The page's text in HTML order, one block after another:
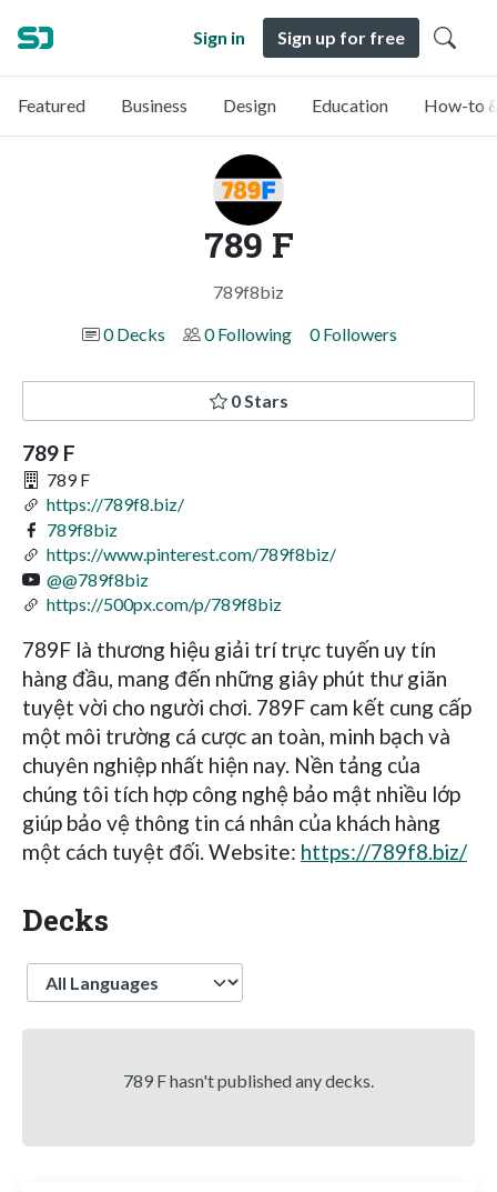
Sign in Sign up for free
Featured Business Design Education How-to
789 F
789f8biz
0 Decks
0 Following 0 Followers
0 Stars
789 F
789 F
https://789f8.biz/
789f8biz
https://www.pinterest.com/789f8biz/
@@789f8biz
https://500px.com/p/789f8biz
789F là thương hiệu giải trí trực tuyến uy tín
hàng đầu, mang đến những giây phút thư giãn
tuyệt vời cho người chơi. 789F cam kết cung cấp
một môi trường cá cược an toàn, minh bạch và
chuyên nghiệp nhất hiện nay. Nền tảng của
chúng tôi tích hợp công nghệ bảo mật nhiều lớp
giúp bảo vệ thông tin cá nhân của khách hàng
một cách tuyệt đối. Website: https://789f8.biz/
Decks
Language
789 F hasn't published any decks.